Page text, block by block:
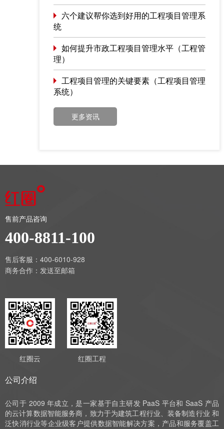
六个建议帮你选到好用的工程项目管理系
统
如何提升市政工程项目管理水平（工程管
理）
工程项目管理的关键要素（工程项目管理
系统）
更多资讯
售前产品咨询
400-8811-100
售后客服：400-6010-928
商务合作： 发送至邮箱
红圈云 红圈工程
公司介绍
公司于 2009 年成立，是一家基于自主研发 PaaS 平台和 SaaS 产品
的云计算数据智能服务商，致力于为建筑工程行业、装备制造行业 和
泛快消行业等企业级客户提供数据智能解决方案，产品和服务覆盖工